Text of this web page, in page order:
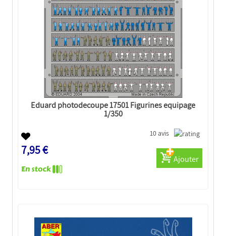
Eduard photodecoupe 17501 Figurines equipage
1/350
10 avis
7,95 €
Ajouter